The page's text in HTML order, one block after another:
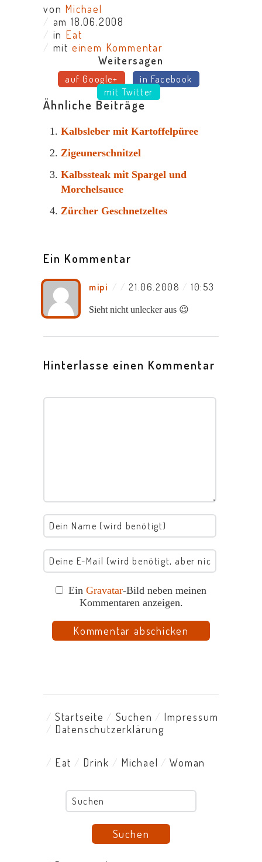
von Michael
/ am 18.06.2008
/ in Eat
/ mit einem Kommentar
Weitersagen
auf Google+
in Facebook
mit Twitter
Ähnliche Beiträge
Kalbsleber mit Kartoffelpüree
Zigeunerschnitzel
Kalbssteak mit Spargel und
Morchelsauce
Zürcher Geschnetzeltes
Ein Kommentar
mipi / 21.06.2008 / 10:53
Sieht nicht unlecker aus 😉
Hinterlasse einen Kommentar
Ein Gravatar-Bild neben meinen
Kommentaren anzeigen.
Startseite Suchen
Impressum
Datenschutzerklärung
Eat Drink Michael Woman